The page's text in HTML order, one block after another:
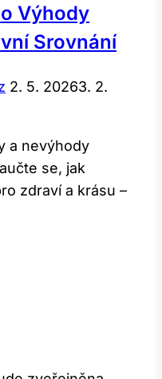
Výhody
Srovnání
2. 5. 20263. 2.
a nevýhody
se, jak
zdraví a krásu –